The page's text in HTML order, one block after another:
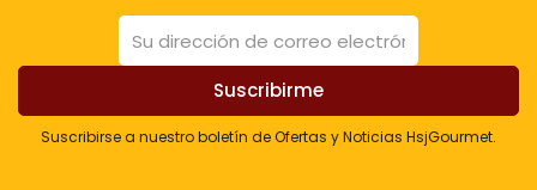
Suscribirse a nuestro boletín de Ofertas y Noticias HsjGourmet.